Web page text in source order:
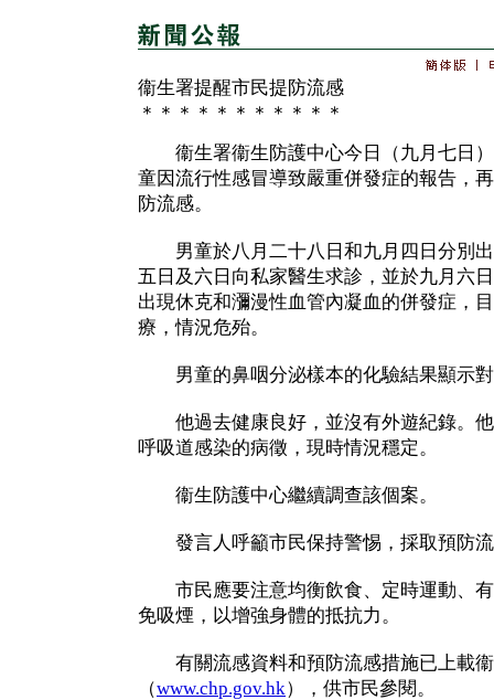
衞生署提醒市民提防流感
＊＊＊＊＊＊＊＊＊＊＊
衞生署衞生防護中心今日（九月七日）
童因流行性感冒導致嚴重併發症的報告，
防流感。
男童於八月二十八日和九月四日分別出
五日及六日向私家醫生求診，並於九月六
出現休克和瀰漫性血管內凝血的併發症，
療，情況危殆。
男童的鼻咽分泌樣本的化驗結果顯示對
他過去健康良好，並沒有外遊紀錄。他
呼吸道感染的病徵，現時情況穩定。
衞生防護中心繼續調查該個案。
發言人呼籲市民保持警惕，採取預防流
市民應要注意均衡飲食、定時運動、有
免吸煙，以增強身體的抵抗力。
有關流感資料和預防流感措施已上載衞
（www.chp.gov.hk），供市民參閱。